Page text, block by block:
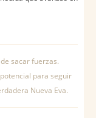
sacar fuerzas.
para seguir
Nueva Eva.